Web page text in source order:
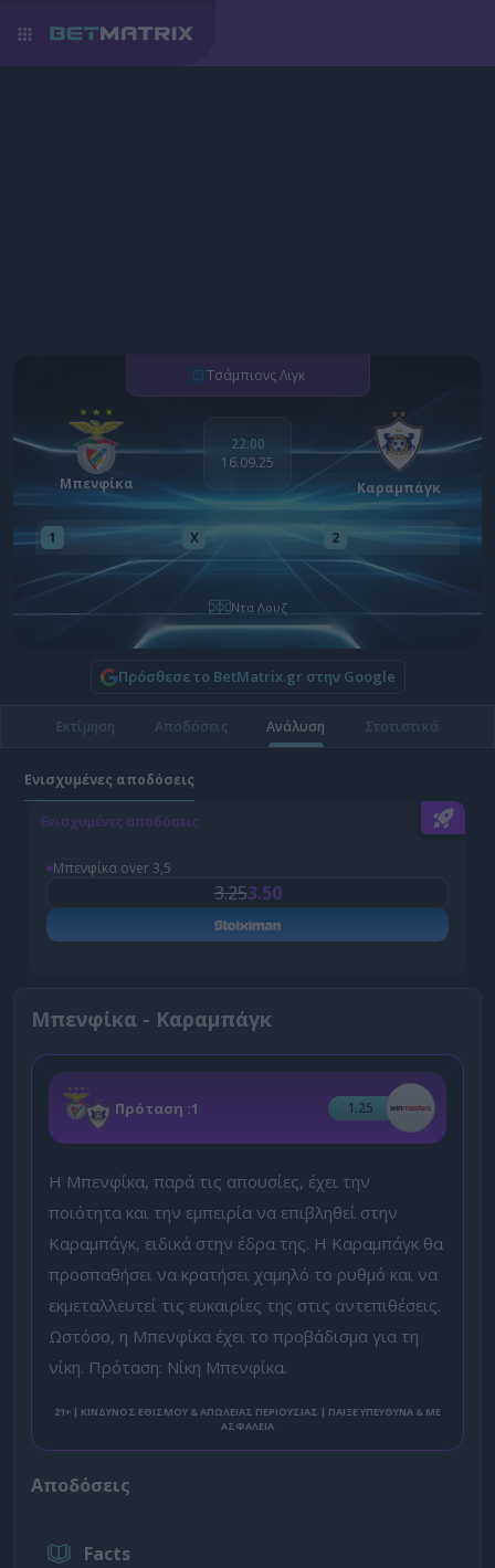
Τσάμπιονς Λιγκ
Μπενφίκα
22:00
16.09.25
Καραμπάγκ
1 X 2
Ντα Λουζ
Πρόσθεσε το BetMatrix.gr στην Google
Εκτίμηση Αποδόσεις Ανάλυση Στατιστικά
Ενισχυμένες αποδόσεις
Ενισχυμένες αποδόσεις
Μπενφίκα over 3,5
3.253.50
Μπενφίκα - Καραμπάγκ
Πρόταση :1 1.25
Η Μπενφίκα, παρά τις απουσίες, έχει την
ποιότητα και την εμπειρία να επιβληθεί στην
Καραμπάγκ, ειδικά στην έδρα της. Η Καραμπάγκ θα
προσπαθήσει να κρατήσει χαμηλό το ρυθμό και να
εκμεταλλευτεί τις ευκαιρίες της στις αντεπιθέσεις.
Ωστόσο, η Μπενφίκα έχει το προβάδισμα για τη
νίκη. Πρόταση: Νίκη Μπενφίκα.
21+ | ΚΙΝΔΥΝΟΣ ΕΘΙΣΜΟΥ & ΑΠΩΛΕΙΑΣ ΠΕΡΙΟΥΣΙΑΣ | ΠΑΙΞΕ ΥΠΕΥΘΥΝΑ & ΜΕ
ΑΣΦΑΛΕΙΑ
Αποδόσεις
Facts